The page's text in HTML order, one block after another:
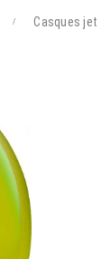
/ Casques jet